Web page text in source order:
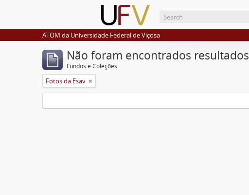
ATOM da Universidade Federal de Viçosa
Não foram encontrados resultados
Fundos e Coleções
Fotos da Esav